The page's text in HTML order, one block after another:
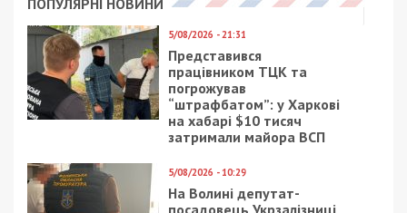
Предыдущая статья:
В Днепре рассказали, как школы будут
переходить на дистанционное обучение
Следующая статья:
Добро пожаловать в каменный век:
Россию покидают топовые IT-компании